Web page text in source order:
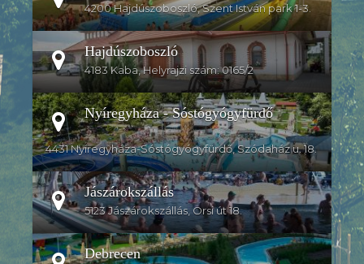
4200 Hajdúszoboszló, Szent István park 1-3.
Hajdúszoboszló
4183 Kaba, Helyrajzi szám: 0165/2
Nyíregyháza - Sóstógyógyfürdő
4431 Nyíregyháza-Sóstógyógyfürdő, Szódaház u. 18.
Jászárokszállás
5123 Jászárokszállás, Örsi út 18.
Debrecen